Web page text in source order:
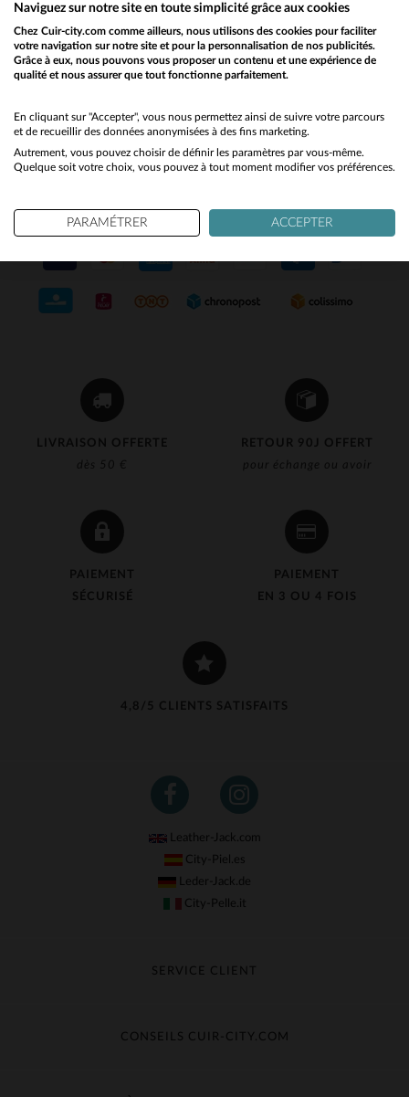
LIVRAISON OFFERTE
dès 50 €
RETOUR 90J OFFERT
pour échange ou avoir
PAIEMENT
SÉCURISÉ
PAIEMENT
EN 3 OU 4 FOIS
4,8/5 CLIENTS SATISFAITS
SERVICE CLIENT
Nos conseillers sont à votre écoute
du lundi au vendredi de 10h à 12h30
et de 13h30 à 18h.
NOS PARTENAIRES DE CONFIANCE
Leather-Jack.com
City-Piel.es
Leder-Jack.de
City-Pelle.it
SERVICE CLIENT
Échange & Remboursement
CONSEILS CUIR-CITY.COM
Would you like to be redirected to our English site?
No
Yes
Naviguez sur notre site en toute simplicité grâce aux cookies
Chez Cuir-city.com comme ailleurs, nous utilisons des cookies pour faciliter
votre navigation sur notre site et pour la personnalisation de nos publicités.
Grâce à eux, nous pouvons vous proposer un contenu et une expérience de
qualité et nous assurer que tout fonctionne parfaitement.
En cliquant sur "Accepter", vous nous permettez ainsi de suivre votre parcours
et de recueillir des données anonymisées à des fins marketing.
Autrement, vous pouvez choisir de définir les paramètres par vous-même.
Quelque soit votre choix, vous pouvez à tout moment modifier vos préférences.
PARAMÉTRER ACCEPTER